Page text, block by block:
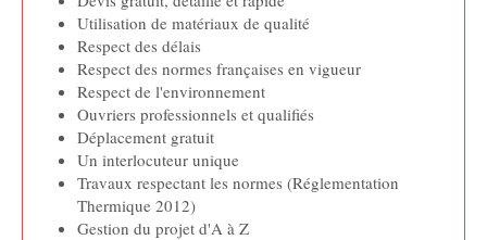
Utilisation de matériaux de qualité
Respect des délais
Respect des normes françaises en vigueur
Respect de l'environnement
Ouvriers professionnels et qualifiés
Déplacement gratuit
Un interlocuteur unique
Travaux respectant les normes (Réglementation
Thermique 2012)
Gestion du projet d'A à Z